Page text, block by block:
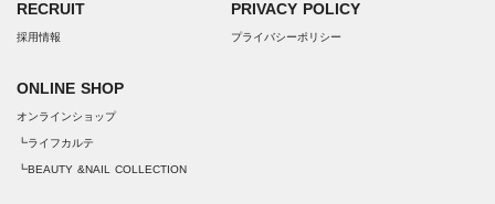
RECRUIT
採用情報
ONLINE SHOP
オンラインショップ
┗ライフカルテ
┗BEAUTY &NAIL COLLECTION
PRIVACY POLICY
プライバシーポリシー